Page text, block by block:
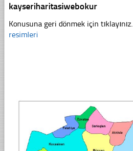
kayseriharitasiwebokur
Konusuna geri dönmek için tıklayınız.
resimleri